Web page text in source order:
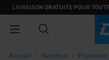
LIVRAISON GRATUITE POUR
Accueil Nutrition Protéines